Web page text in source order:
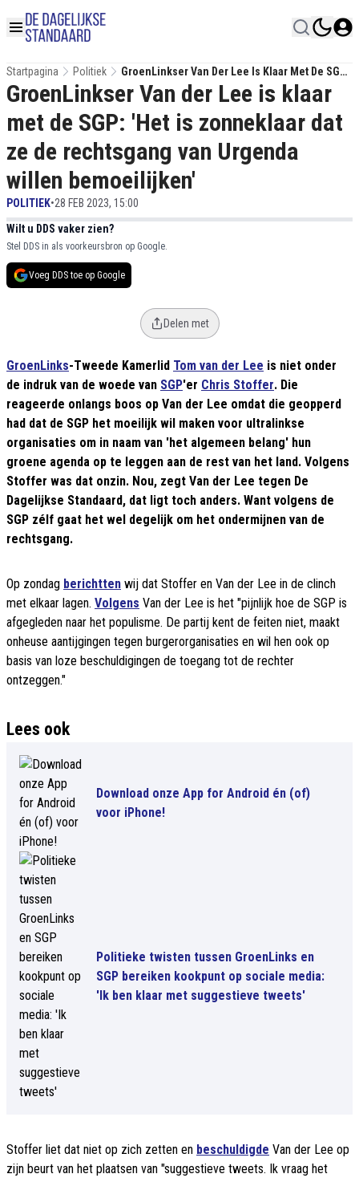
Startpagina Politiek
GroenLinkser Van Der Lee Is Klaar Met De SGP:
'Het Is Zonneklaar Dat Ze De Rechtsgang Van
Urgenda Willen Bemoeilijken'
GroenLinkser Van der Lee is klaar
met de SGP: 'Het is zonneklaar dat
ze de rechtsgang van Urgenda
willen bemoeilijken'
POLITIEK•28 FEB 2023, 15:00
Wilt u DDS vaker zien?
Stel DDS in als voorkeursbron op Google.
Voeg DDS toe op Google
Delen met
GroenLinks-Tweede Kamerlid Tom van der Lee is niet onder
de indruk van de woede van SGP'er Chris Stoffer. Die
reageerde onlangs boos op Van der Lee omdat die geopperd
had dat de SGP het moeilijk wil maken voor ultralinkse
organisaties om in naam van 'het algemeen belang' hun
groene agenda op te leggen aan de rest van het land. Volgens
Stoffer was dat onzin. Nou, zegt Van der Lee tegen De
Dagelijkse Standaard, dat ligt toch anders. Want volgens de
SGP zélf gaat het wel degelijk om het ondermijnen van de
rechtsgang.
Op zondag berichtten wij dat Stoffer en Van der Lee in de clinch
met elkaar lagen. Volgens Van der Lee is het "pijnlijk hoe de SGP is
afgegleden naar het populisme. De partij kent de feiten niet, maakt
onheuse aantijgingen tegen burgerorganisaties en wil hen ook op
basis van loze beschuldigingen de toegang tot de rechter
ontzeggen."
Lees ook
Download onze App for Android én (of)
voor iPhone!
Politieke twisten tussen GroenLinks en
SGP bereiken kookpunt op sociale media:
'Ik ben klaar met suggestieve tweets'
Stoffer liet dat niet op zich zetten en beschuldigde Van der Lee op
zijn beurt van het plaatsen van "suggestieve tweets. Ik vraag het